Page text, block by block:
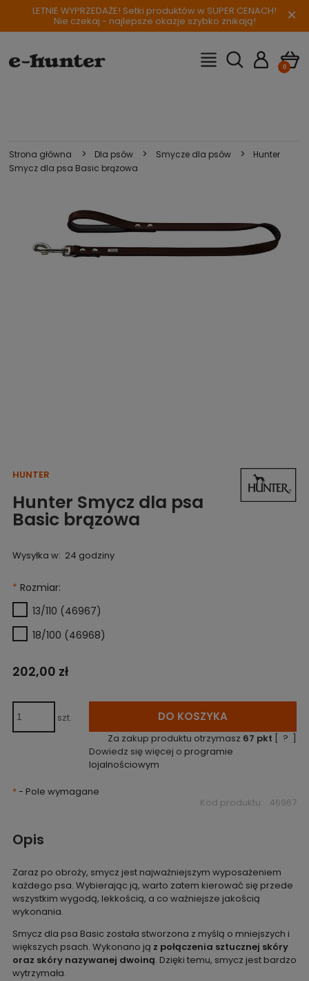
LETNIE WYPRZEDAŻE! Setki produktów w SUPER CENACH!
Nie czekaj - najlepsze okazje szybko znikają! ×
Strona główna > Dla psów > Smycze dla psów >
Hunter
Smycz dla psa Basic brązowa
HUNTER
Hunter Smycz dla psa
Basic brązowa
Wysyłka w: 24 godziny
* Rozmiar:
13/110 (46967)
18/100 (46968)
202,00 zł
szt. DO KOSZYKA
Za zakup produktu otrzymasz 67 pkt [ ? ]
Dowiedz się więcej o programie
lojalnościowym
*- Pole wymagane
Kod produktu: 46967
Opis
Zaraz po obroży, smycz jest najważniejszym wyposażeniem
każdego psa. Wybierając ją, warto zatem kierować się przede
wszystkim wygodą, lekkością, a co ważniejsze jakością
wykonania.
Smycz dla psa Basic została stworzona z myślą o mniejszych i
większych psach. Wykonano ją z połączenia sztucznej skóry
oraz skóry nazywanej dwoiną. Dzięki temu, smycz jest bardzo
wytrzymała.